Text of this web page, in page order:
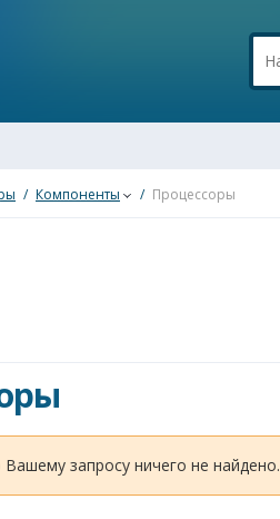
/ Компоненты / Процессоры
запросу ничего не найдено.